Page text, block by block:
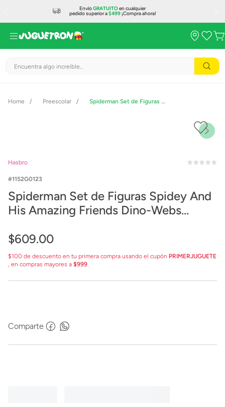
EnvíoGRATUITOen cualquier
pedido superior a$499¡Compra ahora!
Encuentra algo increíble...
Preescolar Spiderman Set de Figuras Spidey And His Amazing Friends Dino-Webs Ghostasaurus & Spidey
Hasbro
1152G0123
Spiderman Set de Figuras Spidey And
His Amazing Friends Dino-Webs
$609.00
$100 de descuento en tu primera compra usando el cupón PRIMERJUGUETE
, en compras mayores a $999.
Comparte